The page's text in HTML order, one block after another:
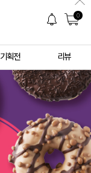
0
기획전 리뷰